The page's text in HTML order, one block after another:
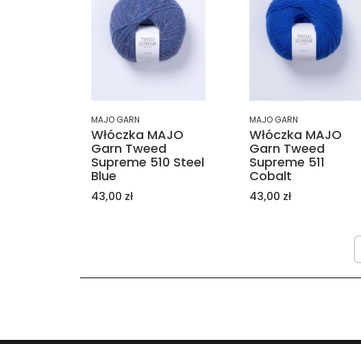
MAJO GARN
Włóczka MAJO
Garn Tweed
Supreme 510 Steel
Blue
Cena
43,00 zł
MAJO GARN
Włóczka MAJO
Garn Tweed
Supreme 511
Cobalt
Cena
43,00 zł